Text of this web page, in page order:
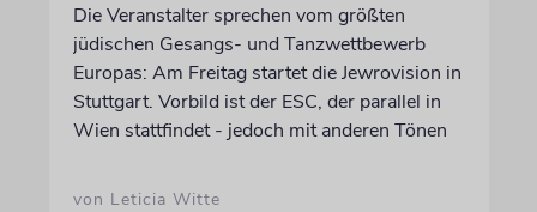
Die Veranstalter sprechen vom größten
jüdischen Gesangs- und Tanzwettbewerb
Europas: Am Freitag startet die Jewrovision in
Stuttgart. Vorbild ist der ESC, der parallel in
Wien stattfindet - jedoch mit anderen Tönen
von Leticia Witte